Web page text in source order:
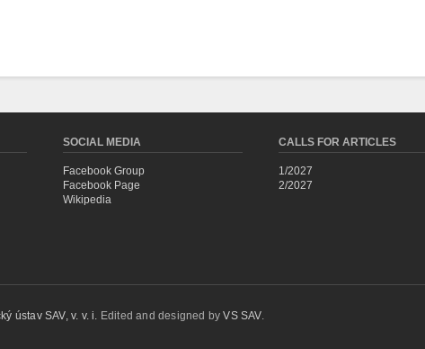
SOCIAL MEDIA
Facebook Group
Facebook Page
Wikipedia
CALLS FOR ARTICLES
1/2027
2/2027
ústav SAV, v. v. i. Edited and designed byVS SAV.